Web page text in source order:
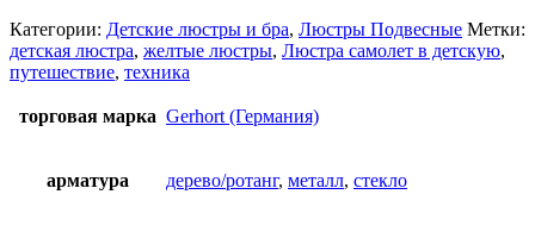
Категории: Детские люстры и бра, Люстры Подвесные Метки:
детская люстра, желтые люстры, Люстра самолет в детскую,
путешествие, техника
торговая марка Gerhort (Германия)
арматура дерево/ротанг, металл, стекло